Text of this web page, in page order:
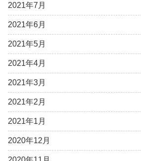
2021年7月
2021年6月
2021年5月
2021年4月
2021年3月
2021年2月
2021年1月
2020年12月